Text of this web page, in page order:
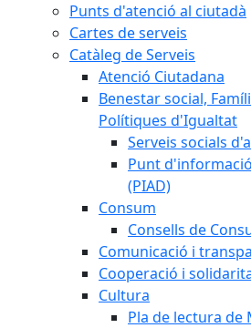
Punts d'atenció al ciutadà
Cartes de serveis
Catàleg de Serveis
Atenció Ciutadana
Benestar social,
Polítiques d'Igualtat
Serveis socials
Punt
(PIAD)
Consum
Consells de
Comunicació i
Cooperació i
Cultura
Pla de lectura de